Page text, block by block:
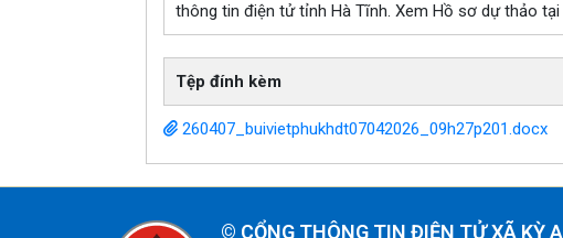
thông tin điện tử tỉnh Hà Tĩnh. Xem Hồ sơ dự thảo tại
Tệp đính kèm
260407_buivietphukhdt07042026_09h27p201.docx
© CỔNG THÔNG TIN ĐIỆN TỬ XÃ KỲ